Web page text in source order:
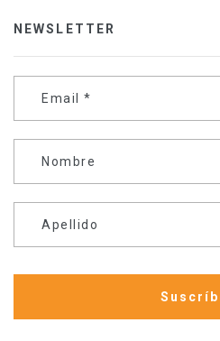
NEWSLETTER
Email *
Nombre
Apellido